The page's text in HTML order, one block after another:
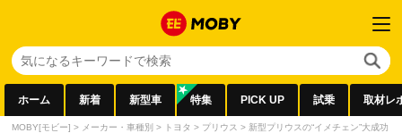
ホーム 新着 新型車 特集 PICK UP 試乗 取材レ
MOBY[モビー] > メーカー・車種別 > トヨタ > プリウス > 新型プリウスの“イメチェン”大成功